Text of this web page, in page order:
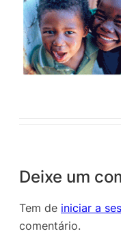
Deixe um
Tem de iniciar a
comentário.